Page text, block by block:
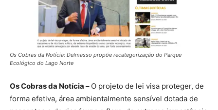
Os Cobras da Notícia: Delmasso propõe recategorização do Parque
Ecológico do Lago Norte
Os Cobras da Notícia – O projeto de lei visa proteger, de
forma efetiva, área ambientalmente sensível dotada de